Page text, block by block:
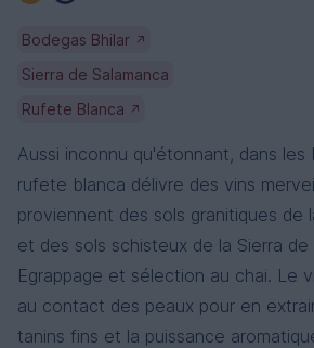
Bodegas Bhilar ↗
Sierra de Salamanca
Rufete Blanca ↗
Aussi inconnu qu'étonnant, dans les
rufete blanca délivre des vins
proviennent des sols granitiques de
et des sols schisteux de la Sierra de
Egrappage et sélection au chai. Le
au contact des peaux pour en
tanins fins et la puissance